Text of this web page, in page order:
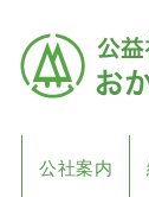
公社案内